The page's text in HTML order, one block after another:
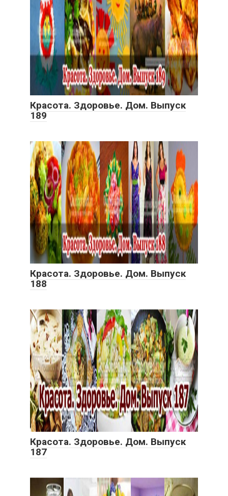
Красота. Здоровье. Дом. Выпуск
189
Красота. Здоровье. Дом. Выпуск
188
Красота. Здоровье. Дом. Выпуск
187